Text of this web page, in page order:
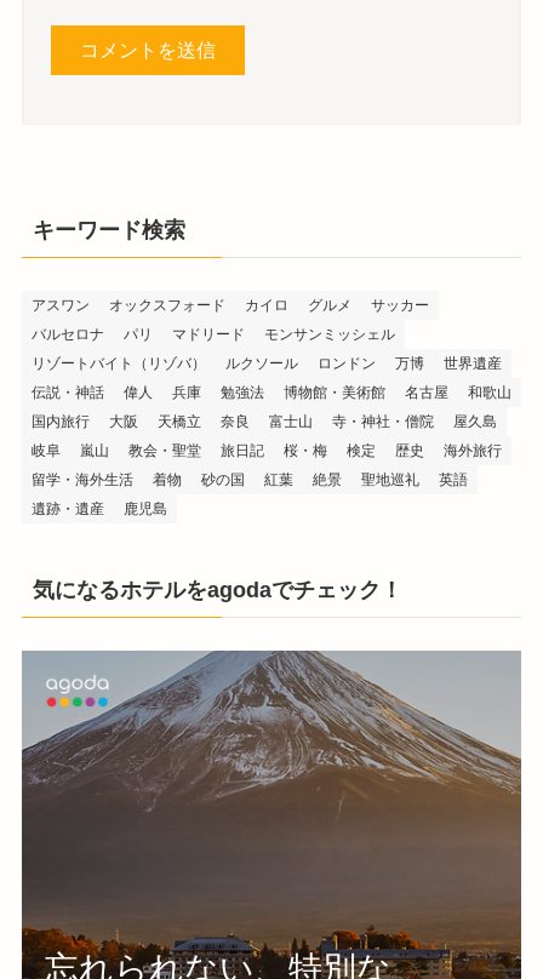
キーワード検索
アスワン オックスフォード カイロ グルメ
サッカー
バルセロナ
パリ マドリード
モンサンミッシェル
リゾートバイト（リゾバ）
ルクソール ロンドン 万博
世界遺産
伝説・神話
偉人 兵庫 勉強法 博物館・美術館 名古屋
和歌山
国内旅行
大阪 天橋立 奈良 富士山 寺・神社・僧院
屋久島
岐阜
嵐山 教会・聖堂 旅日記 桜・梅 検定 歴史
海外旅行
留学・海外生活
着物 砂の国 紅葉 絶景 聖地巡礼
英語
遺跡・遺産
鹿児島
気になるホテルをagodaでチェック！